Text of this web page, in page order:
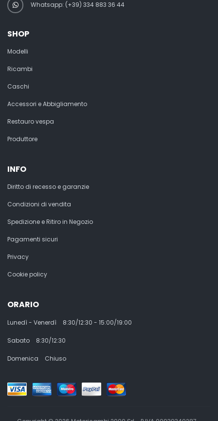
Whatsapp: (+39) 334 883 36 44
SHOP
Modelli
Ricambi
Caschi
Accessori e Abbigliamento
Restauro vespa
Produttore
INFO
Diritto di recesso e garanzie
Condizioni di vendita
Spedizione e Ritiro in Negozio
Pagamenti sicuri
Privacy
Cookie policy
ORARIO
Lunedì - Venerdì 8:30/12:30 - 15:00/19:00
Sabato 8:30/12:30
Domenica Chiuso